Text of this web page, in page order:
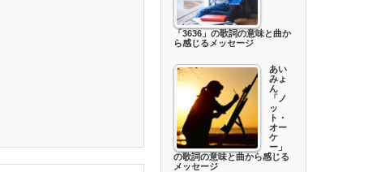
「3636」の歌詞の意味と曲か
ら感じるメッセージ
あい
みょ
ん
「ノ
ッ
ト・
オー
ケ
ー」
の歌詞の意味と曲から感じる
メッセージ